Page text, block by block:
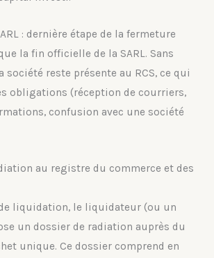
: dernière étape de la fermeture
la fin officielle de la SARL. Sans
société reste présente au RCS, ce qui
obligations (réception de courriers,
confusion avec une société
au registre du commerce et des
liquidation, le liquidateur (ou un
un dossier de radiation auprès du
unique. Ce dossier comprend en